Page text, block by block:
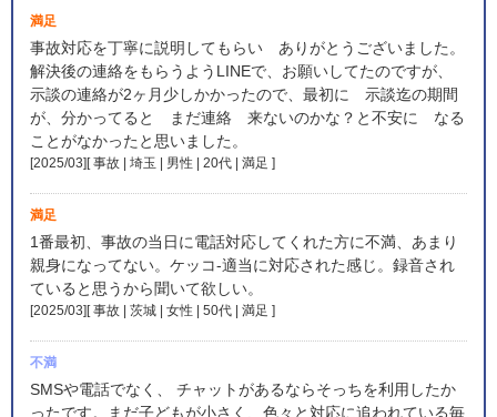
満足
事故対応を丁寧に説明してもらい ありがとうございました。
解決後の連絡をもらうようLINEで、お願いしてたのですが、
示談の連絡が2ヶ月少しかかったので、最初に 示談迄の期間
が、分かってると まだ連絡 来ないのかな？と不安に なる
ことがなかったと思いました。
[2025/03][ 事故 | 埼玉 | 男性 | 20代 | 満足 ]
満足
1番最初、事故の当日に電話対応してくれた方に不満、あまり
親身になってない。ケッコ-適当に対応された感じ。録音され
ていると思うから聞いて欲しい。
[2025/03][ 事故 | 茨城 | 女性 | 50代 | 満足 ]
不満
SMSや電話でなく、 チャットがあるならそっちを利用したか
ったです。まだ子どもが小さく、色々と対応に追われている毎